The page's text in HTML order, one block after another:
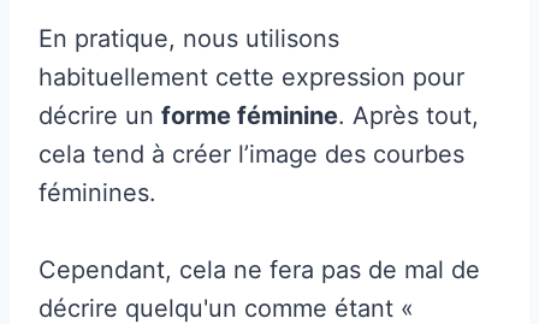
En pratique, nous utilisons
habituellement cette expression pour
décrire un forme féminine. Après tout,
cela tend à créer l’image des courbes
féminines.
Cependant, cela ne fera pas de mal de
décrire quelqu'un comme étant «